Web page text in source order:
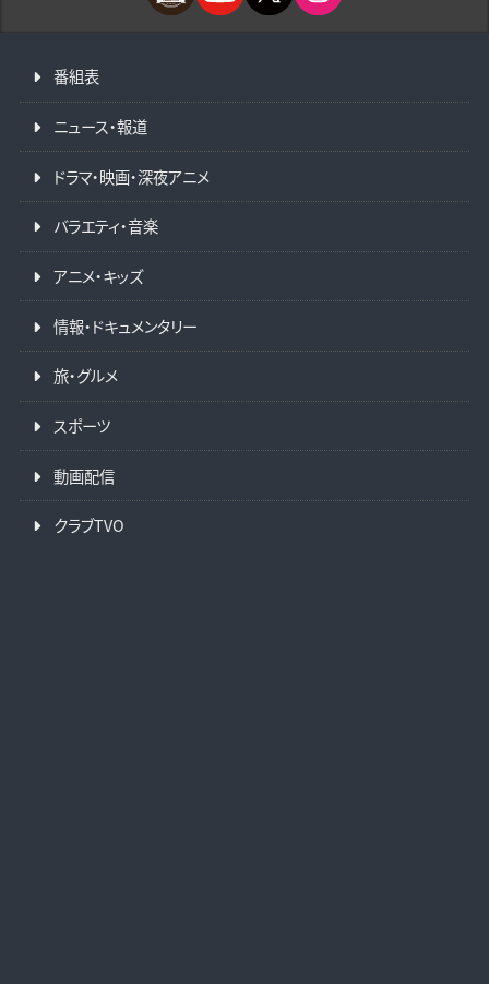
番組表
ニュース・報道
ドラマ・映画・深夜アニメ
バラエティ・音楽
アニメ・キッズ
情報・ドキュメンタリー
旅・グルメ
スポーツ
動画配信
クラブTVO